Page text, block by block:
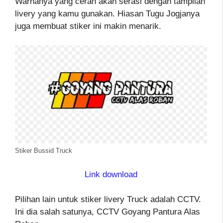
livery yang kamu gunakan. Hiasan Tugu Jogjanya
juga membuat stiker ini makin menarik.
Stiker Bussid Truck
Link download
Pilihan lain untuk stiker livery Truck adalah CCTV.
Ini dia salah satunya, CCTV Goyang Pantura Alas